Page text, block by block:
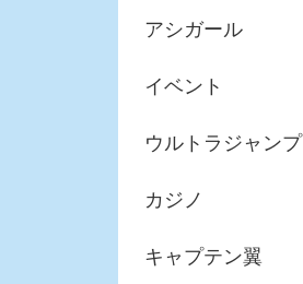
アシガール
イベント
ウルトラジャンプ
カジノ
キャプテン翼